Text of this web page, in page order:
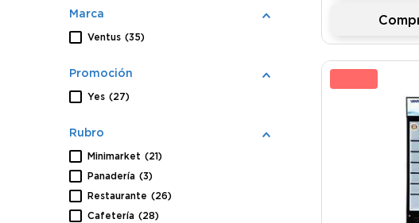
Marca
Ventus (35)
Promoción
Yes (27)
Rubro
Minimarket (21)
Panadería (3)
Restaurante (26)
Cafetería (28)
21